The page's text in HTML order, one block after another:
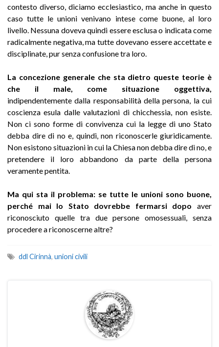
contesto diverso, diciamo ecclesiastico, ma anche in questo
caso tutte le unioni venivano intese come buone, al loro
livello. Nessuna doveva quindi essere esclusa o indicata come
radicalmente negativa, ma tutte dovevano essere accettate e
disciplinate, pur senza confusione tra loro.
La concezione generale che sta dietro queste teorie è
che il male, come situazione oggettiva,
indipendentemente dalla responsabilità della persona, la cui
coscienza esula dalle valutazioni di chicchessia, non esiste.
Non ci sono forme di convivenza cui la legge di uno Stato
debba dire di no e, quindi, non riconoscerle giuridicamente.
Non esistono situazioni in cui la Chiesa non debba dire di no, e
pretendere il loro abbandono da parte della persona
veramente pentita.
Ma qui sta il problema: se tutte le unioni sono buone,
perché mai lo Stato dovrebbe fermarsi dopo aver
riconosciuto quelle tra due persone omosessuali, senza
procedere a riconoscerne altre?
ddl Cirinnà, unioni civili